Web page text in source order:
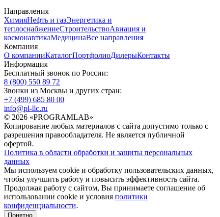
Направления
ХимияНефть и газЭнергетика и
теплоснабжениеСтроительствоАвиация и
космонавтикаМедицинаВсе направления
Компания
О компанииКаталогПортфолиоДилерыКонтакты
Информация
Бесплатный звонок по России:
8 (800) 550 89 72
Звонки из Москвы и других стран:
+7 (499) 685 80 00
info@pl-llc.ru
© 2026 «PROGRAMLAB»
Копирование любых материалов с сайта допустимо только с
разрешения правообладателя. Не является публичной
офертой.
Политика в области обработки и защиты персональных
данных
Мы используем cookie и обработку пользовательских данных,
чтобы улучшить работу и повысить эффективность сайта.
Продолжая работу с сайтом, Вы принимаете соглашение об
использовании cookie и условия политики
конфиденциальности.
Понятно